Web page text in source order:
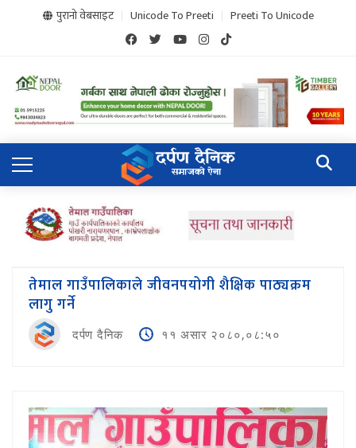
पुरानो वेबसाइट Unicode To Preeti Preeti To Unicode
तेमाल गाउँपालिकाले जीवनपयोगी शैक्षिक पाठ्यक्रम
लागु गर्ने
दर्पण दैनिक ११ असार २०८०,०८:५०